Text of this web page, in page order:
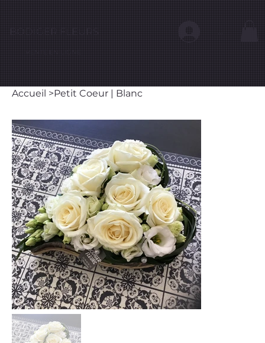
BODIGER FLEURS
VENTE EN LIGNE
...
Accueil >Petit Coeur | Blanc